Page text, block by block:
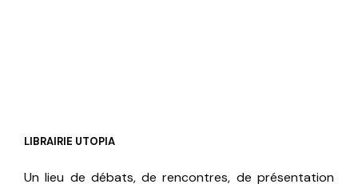
LIBRAIRIE UTOPIA
Un lieu de débats, de rencontres, de présentation